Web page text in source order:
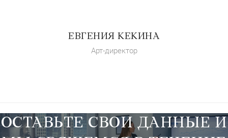
ЕВГЕНИЯ КЕКИНА
Арт-директор
ОСТАВЬТЕ СВОИ ДАННЫЕ И